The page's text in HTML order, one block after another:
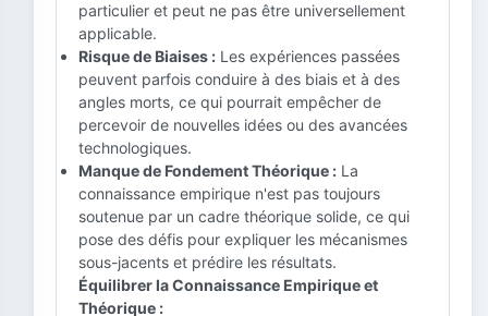
particulier et peut ne pas être universellement
applicable.
Risque de Biaises : Les expériences passées
peuvent parfois conduire à des biais et à des
angles morts, ce qui pourrait empêcher de
percevoir de nouvelles idées ou des avancées
technologiques.
Manque de Fondement Théorique : La
connaissance empirique n'est pas toujours
soutenue par un cadre théorique solide, ce qui
pose des défis pour expliquer les mécanismes
sous-jacents et prédire les résultats.
Équilibrer la Connaissance Empirique et
Théorique :